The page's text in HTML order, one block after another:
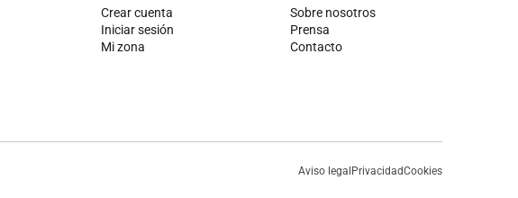
Crear cuenta
Iniciar sesión
Mi zona
Sobre nosotros
Prensa
Contacto
Aviso legalPrivacidadCookies